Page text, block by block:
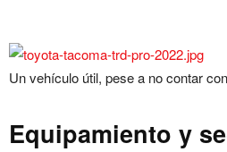
Un vehículo útil, pese a no contar
Equipamiento y